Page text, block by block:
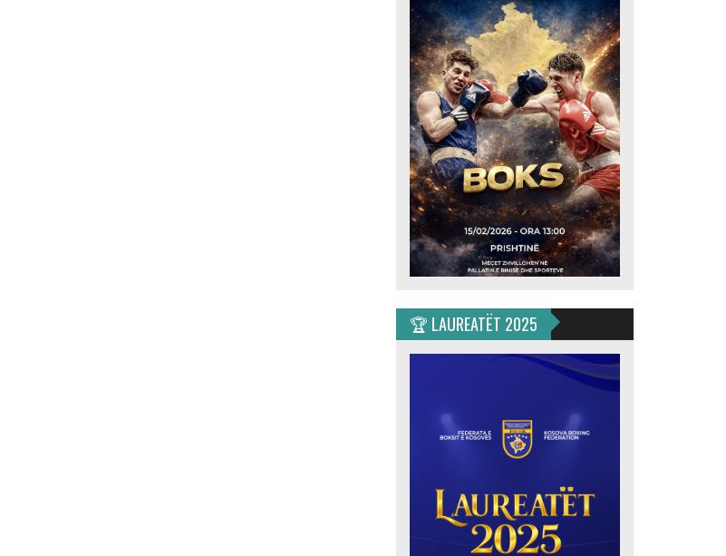
🏆 LAUREATËT 2025